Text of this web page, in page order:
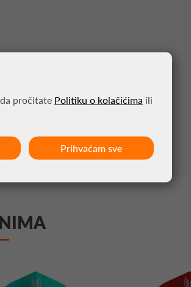
pročitate Politiku o kolačićima ili
Prihvaćam sve